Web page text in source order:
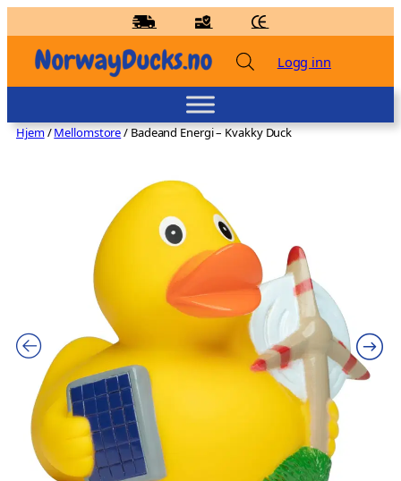
Badeand Selvlysende – Kvakky Duck -
129,00 LEGG TIL
til
innhold
Logg inn
Hjem/Mellomstore/ Badeand Energi – Kvakky Duck